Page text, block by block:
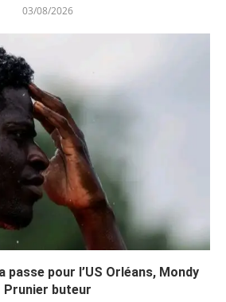
03/08/2026
passe pour l’US Orléans, Mondy
Prunier buteur